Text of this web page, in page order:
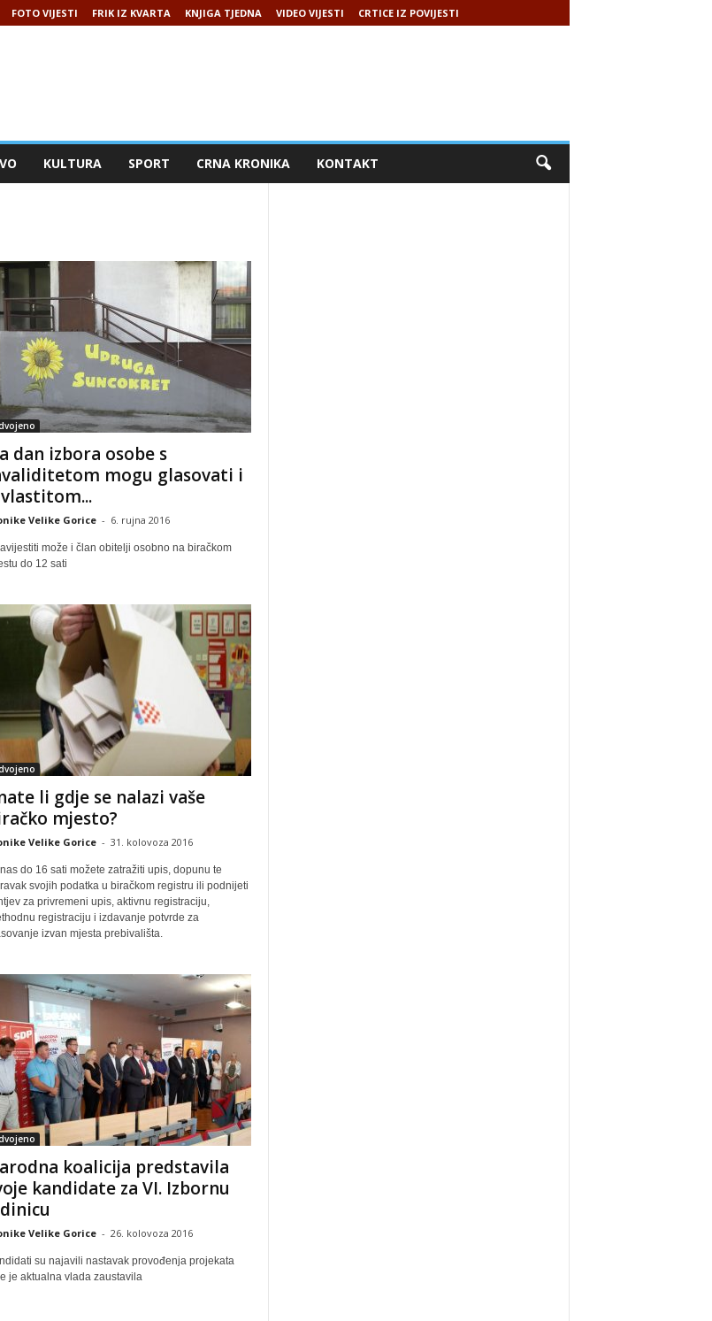
FOTO VIJESTI FRIK IZ KVARTA KNJIGA TJEDNA VIDEO VIJESTI CRTICE IZ POVIJESTI
KULTURA SPORT CRNA KRONIKA KONTAKT
dan izbora osobe s
mogu glasovati i
Velike Gorice - 6. rujna 2016
može i član obitelji osobno na biračkom
do 12 sati
li gdje se nalazi vaše
mjesto?
Velike Gorice - 31. kolovoza 2016
do 16 sati možete zatražiti upis, dopunu te
svojih podatka u biračkom registru ili podnijeti
za privremeni upis, aktivnu registraciju,
registraciju i izdavanje potvrde za
izvan mjesta prebivališta.
koalicija predstavila
kandidate za VI. Izbornu
Velike Gorice - 26. kolovoza 2016
su najavili nastavak provođenja projekata
je aktualna vlada zaustavila